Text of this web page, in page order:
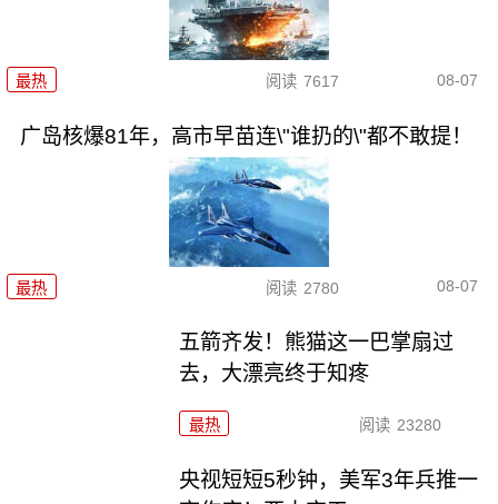
最热 阅读 7617 08-07
广岛核爆81年，高市早苗连\"谁扔的\"都不敢提！
最热 阅读 2780 08-07
五箭齐发！熊猫这一巴掌扇过
去，大漂亮终于知疼
最热 阅读 23280
央视短短5秒钟，美军3年兵推一